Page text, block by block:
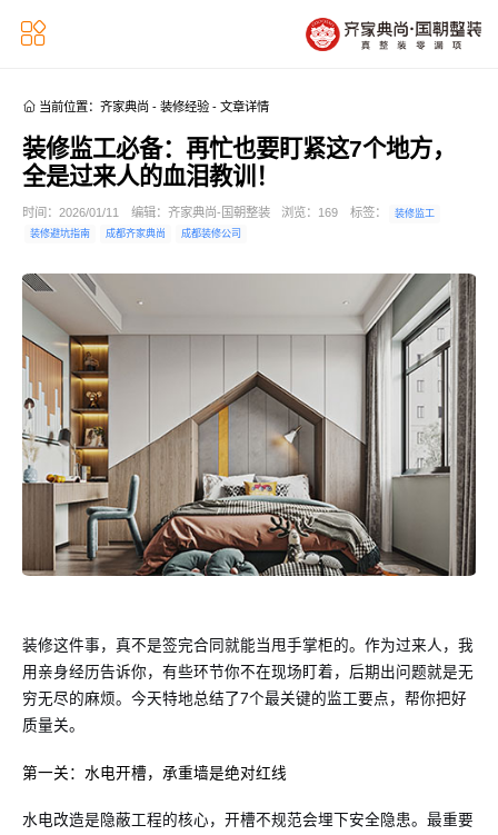

 当前位置： 齐家典尚 - 装修经验 - 文章详情
装修监工必备：再忙也要盯紧这7个地方，
全是过来人的血泪教训！
时间：2026/01/11 编辑：齐家典尚-国朝整装 浏览： 169 标签：
装修监工
装修避坑指南
成都齐家典尚 成都装修公司
装修这件事，真不是签完合同就能当甩手掌柜的。作为过来人，我
用亲身经历告诉你，有些环节你不在现场盯着，后期出问题就是无
穷无尽的麻烦。今天特地总结了7个最关键的监工要点，帮你把好
质量关。
第一关：水电开槽，承重墙是绝对红线
水电改造是隐蔽工程的核心，开槽不规范会埋下安全隐患。最重要